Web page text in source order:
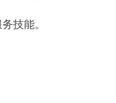
技能。